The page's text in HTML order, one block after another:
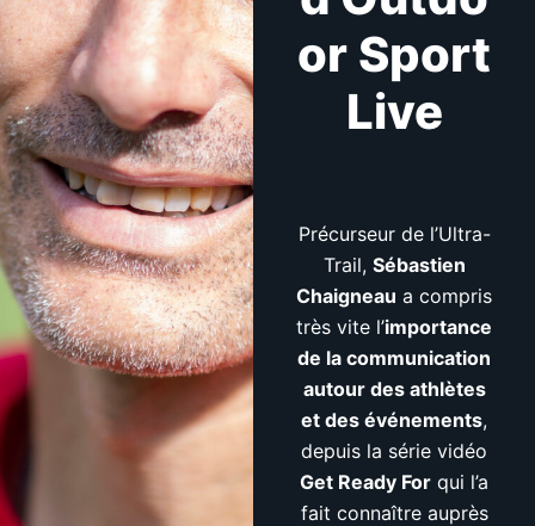
or Sport
Live
Précurseur de l’Ultra-
Trail, Sébastien
Chaigneau a compris
très vite l’importance
de la communication
autour des athlètes
et des événements,
depuis la série vidéo
Get Ready For qui l’a
fait connaître auprès